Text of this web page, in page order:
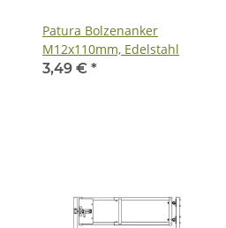
Patura Bolzenanker
M12x110mm, Edelstahl
3,49 € *